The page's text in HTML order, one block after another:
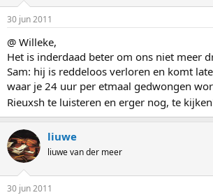
30 jun 2011
@ Willeke,
Het is inderdaad beter om ons niet meer
Sam: hij is reddeloos verloren en komt
waar je 24 uur per etmaal gedwongen
Rieuxsh te luisteren en erger nog, te
liuwe
liuwe van der meer
30 jun 2011